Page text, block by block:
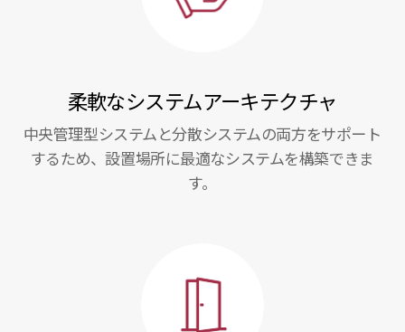
柔軟なシステムアーキテクチャ
中央管理型システムと分散システムの両方をサポート
するため、設置場所に最適なシステムを構築できま
す。